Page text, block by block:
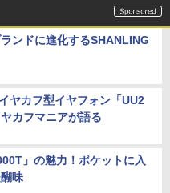
ンドに進化するSHANLING
ヤカフ型イヤフォン「UU2
カフマニアが語る
」の魅力！ポケットに入
味